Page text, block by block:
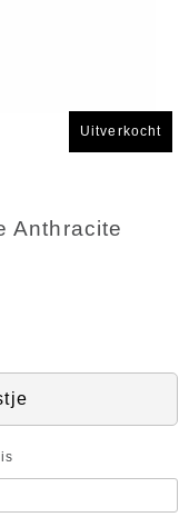
Uitverkocht
Anthracite